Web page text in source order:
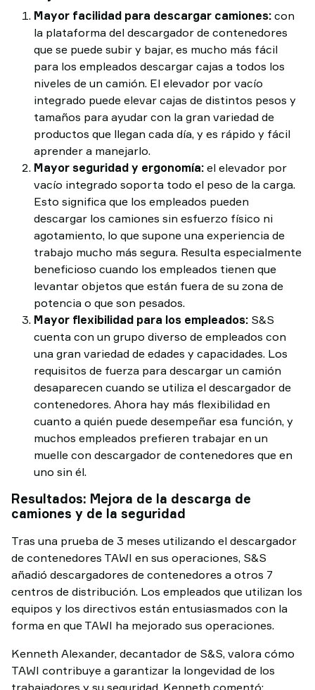
Mayor facilidad para descargar camiones: con
la plataforma del descargador de contenedores
que se puede subir y bajar, es mucho más fácil
para los empleados descargar cajas a todos los
niveles de un camión. El elevador por vacío
integrado puede elevar cajas de distintos pesos y
tamaños para ayudar con la gran variedad de
productos que llegan cada día, y es rápido y fácil
aprender a manejarlo.
Mayor seguridad y ergonomía: el elevador por
vacío integrado soporta todo el peso de la carga.
Esto significa que los empleados pueden
descargar los camiones sin esfuerzo físico ni
agotamiento, lo que supone una experiencia de
trabajo mucho más segura. Resulta especialmente
beneficioso cuando los empleados tienen que
levantar objetos que están fuera de su zona de
potencia o que son pesados.
Mayor flexibilidad para los empleados: S&S
cuenta con un grupo diverso de empleados con
una gran variedad de edades y capacidades. Los
requisitos de fuerza para descargar un camión
desaparecen cuando se utiliza el descargador de
contenedores. Ahora hay más flexibilidad en
cuanto a quién puede desempeñar esa función, y
muchos empleados prefieren trabajar en un
muelle con descargador de contenedores que en
uno sin él.
Resultados: Mejora de la descarga de
camiones y de la seguridad
Tras una prueba de 3 meses utilizando el descargador
de contenedores TAWI en sus operaciones, S&S
añadió descargadores de contenedores a otros 7
centros de distribución. Los empleados que utilizan los
equipos y los directivos están entusiasmados con la
forma en que TAWI ha mejorado sus operaciones.
Kenneth Alexander, decantador de S&S, valora cómo
TAWI contribuye a garantizar la longevidad de los